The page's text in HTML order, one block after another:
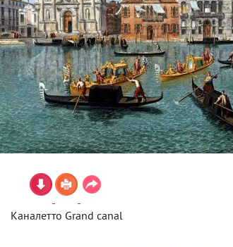
Каналетто Grand canal